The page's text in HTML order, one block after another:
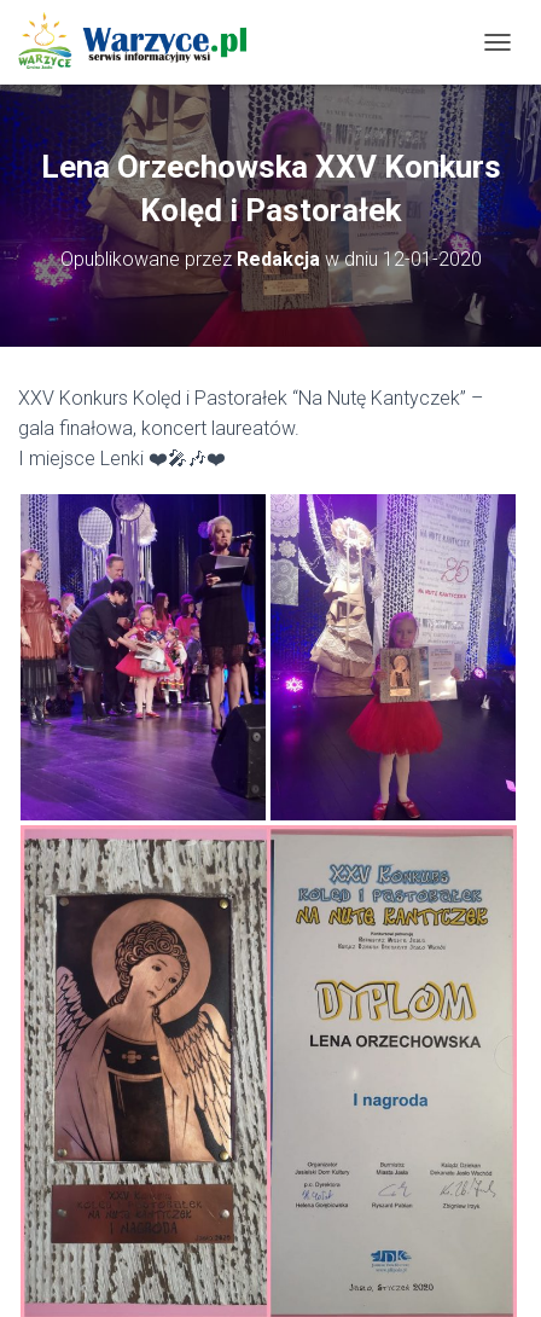
R
Z
E
Ł
Ą
C
Z
N
Lena Orzechowska XXV Konkurs
Kolęd i Pastorałek
Opublikowane przez Redakcjaw dniu12-01-2020
XXV Konkurs Kolęd i Pastorałek “Na Nutę Kantyczek” –
gala finałowa, koncert laureatów.
I miejsce Lenki ❤️🎤🎶❤️